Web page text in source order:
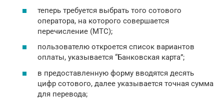
теперь требуется выбрать того сотового
оператора, на которого совершается
перечисление (МТС);
пользователю откроется список вариантов
оплаты, указывается “Банковская карта”;
в предоставленную форму вводятся десять
цифр сотового, далее указывается точная сумма
для перевода;